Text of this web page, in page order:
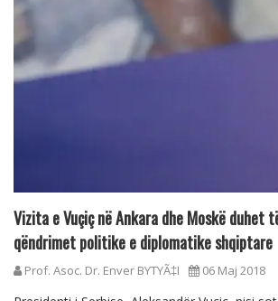
Vizita e Vuçiç në Ankara dhe Moskë duhet
qëndrimet politike e diplomatike shqiptare
Prof. Asoc. Dr. Enver BYTYÃ‡I 06 Maj 2018